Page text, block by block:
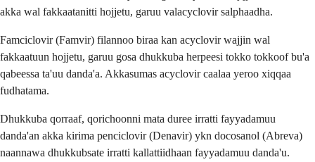
akka wal fakkaatanitti hojjetu, garuu valacyclovir salphaadha.
Famciclovir (Famvir) filannoo biraa kan acyclovir wajjin wal
fakkaatuun hojjetu, garuu gosa dhukkuba herpeesi tokko tokkoof bu'a
qabeessa ta'uu danda'a. Akkasumas acyclovir caalaa yeroo xiqqaa
fudhatama.
Dhukkuba qorraaf, qorichoonni mata duree irratti fayyadamuu
danda'an akka kirima penciclovir (Denavir) ykn docosanol (Abreva)
naannawa dhukkubsate irratti kallattiidhaan fayyadamuu danda'u.